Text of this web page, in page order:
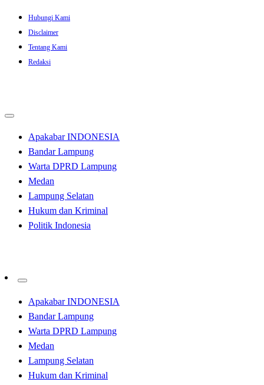
Skip
content
Hubungi Kami
Disclaimer
Tentang Kami
Redaksi
Apakabar INDONESIA
Bandar Lampung
Warta DPRD Lampung
Medan
Lampung Selatan
Hukum dan Kriminal
Politik Indonesia
Apakabar INDONESIA
Bandar Lampung
Warta DPRD Lampung
Medan
Lampung Selatan
Hukum dan Kriminal